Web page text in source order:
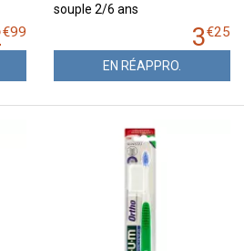
€99
souple 2/6 ans
3€25
EN RÉAPPRO.